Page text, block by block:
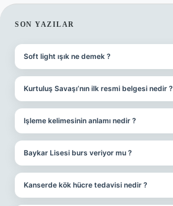
SIDEBAR
SON YAZILAR
Soft light ışık ne demek ?
Kurtuluş Savaşı’nın ilk resmi belgesi nedir ?
Işleme kelimesinin anlamı nedir ?
Baykar Lisesi burs veriyor mu ?
Kanserde kök hücre tedavisi nedir ?